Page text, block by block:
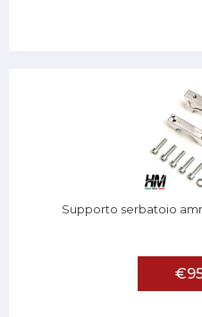
Supporto serbatoio